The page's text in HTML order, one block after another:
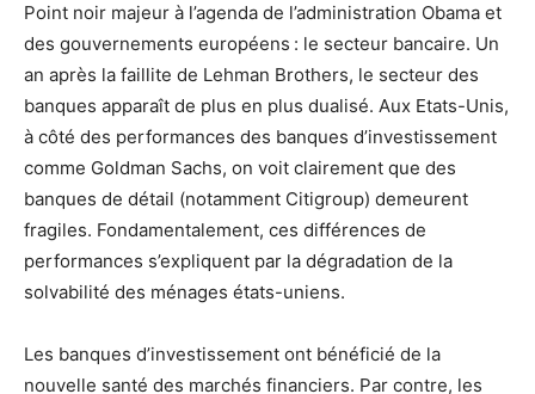
Point noir majeur à l’agenda de l’administration Obama et
des gouvernements européens : le secteur bancaire. Un
an après la faillite de Lehman Brothers, le secteur des
banques apparaît de plus en plus dualisé. Aux Etats-Unis,
à côté des performances des banques d’investissement
comme Goldman Sachs, on voit clairement que des
banques de détail (notamment Citigroup) demeurent
fragiles. Fondamentalement, ces différences de
performances s’expliquent par la dégradation de la
solvabilité des ménages états-uniens.
Les banques d’investissement ont bénéficié de la
nouvelle santé des marchés financiers. Par contre, les